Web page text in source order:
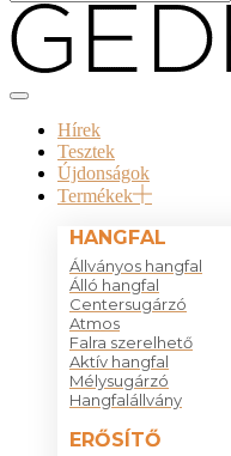
Hírek
Tesztek
Újdonságok
Termékek
HANGFAL
Állványos hangfal
Álló hangfal
Centersugárzó
Atmos
Falra szerelhető
Aktív hangfal
Mélysugárzó
Hangfalállvány
ERŐSÍTŐ